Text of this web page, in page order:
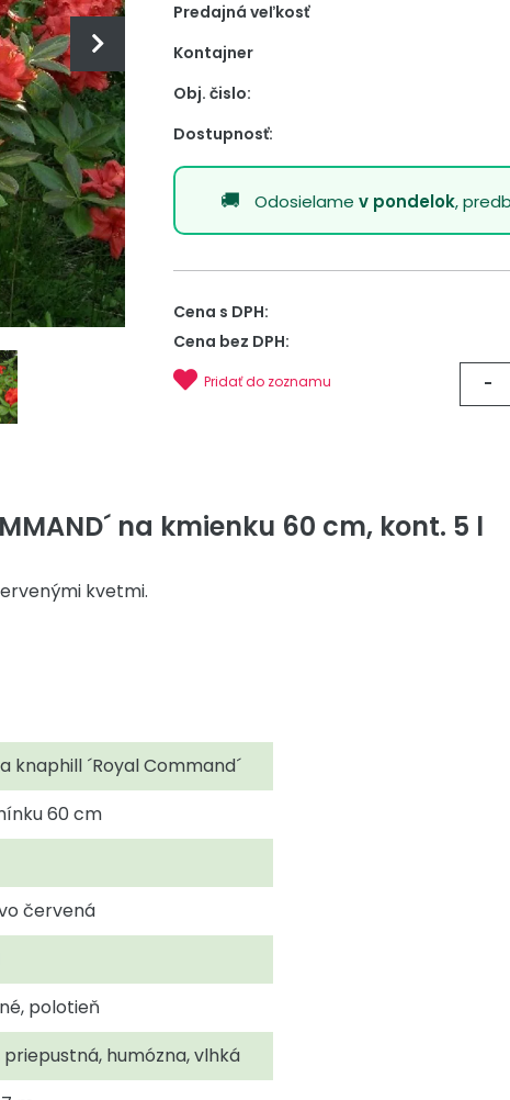
Predajná veľkosť
Kontajner
Obj. čislo:
Dostupnosť:
Odosielamev pondelok,
Cena s DPH:
Cena bez DPH:
-
Pridať do zoznamu
na kmienku 60 cm, kont. 5 l
kvetmi.
knaphill ´Royal Command´
60 cm
červená
polotieň
priepustná, humózna, vlhká